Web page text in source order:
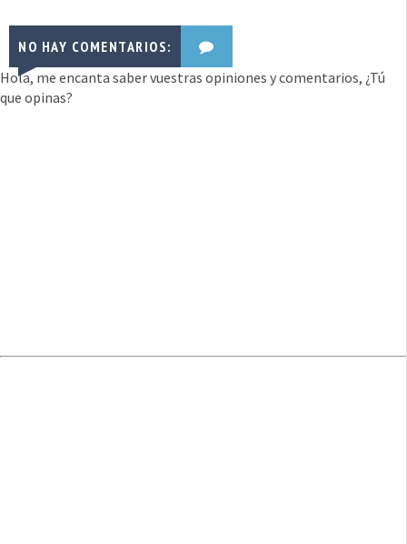
NO HAY COMENTARIOS:
Hola, me encanta saber vuestras opiniones y comentarios, ¿Tú
que opinas?